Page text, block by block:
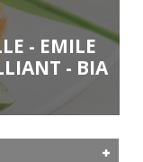
- EMILE
- BIA